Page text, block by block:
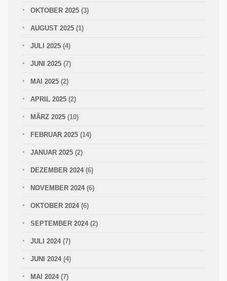
OKTOBER 2025 (3)
AUGUST 2025 (1)
JULI 2025 (4)
JUNI 2025 (7)
MAI 2025 (2)
APRIL 2025 (2)
MÄRZ 2025 (10)
FEBRUAR 2025 (14)
JANUAR 2025 (2)
DEZEMBER 2024 (6)
NOVEMBER 2024 (6)
OKTOBER 2024 (6)
SEPTEMBER 2024 (2)
JULI 2024 (7)
JUNI 2024 (4)
MAI 2024 (7)